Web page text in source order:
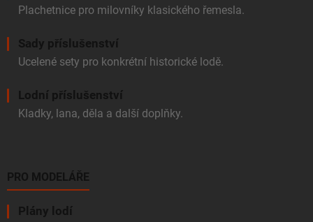
Plachetnice pro milovníky klasického řemesla.
Sady příslušenství
Ucelené sety pro konkrétní historické lodě.
Lodní příslušenství
Kladky, lana, děla a další doplňky.
PRO MODELÁŘE
Plány lodí